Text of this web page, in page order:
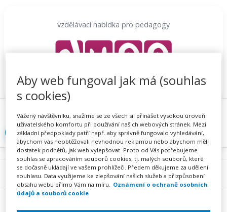
vzdělávací nabídka pro pedagogy
Proč se registrovat Hlídací sojka
Registrace
Přihlásit
Menu
Aby web fungoval jak má (souhlas
s cookies)
Vážený návštěvníku, snažíme se ze všech sil přinášet vysokou úroveň
uživatelského komfortu při používání našich webových stránek. Mezi
základní předpoklady patří např. aby správně fungovalo vyhledávání,
abychom vás neobtěžovali nevhodnou reklamou nebo abychom měli
dostatek podnětů, jak web vylepšovat. Proto od Vás potřebujeme
souhlas se zpracováním souborů cookies, tj. malých souborů, které
se dočasně ukládají ve vašem prohlížeči. Předem děkujeme za udělení
souhlasu. Data využijeme ke zlepšování našich služeb a přizpůsobení
obsahu webu přímo Vám na míru. Oznámení o ochraně osobních
údajů a souborů cookie